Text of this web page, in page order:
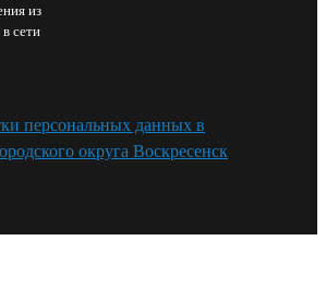
из
сети
персональных данных в
округа Воскресенск